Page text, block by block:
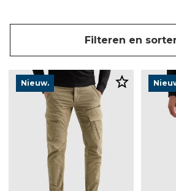
Filteren en
Nieuw.